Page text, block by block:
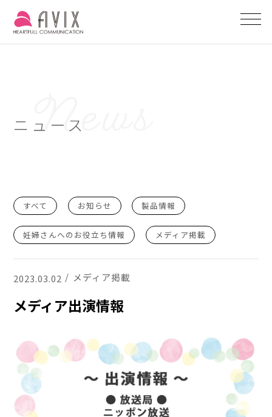
ニュース
すべて お知らせ 製品情報
妊婦さんへのお役立ち情報 メディア掲載
2023.03.02 メディア掲載
メディア出演情報